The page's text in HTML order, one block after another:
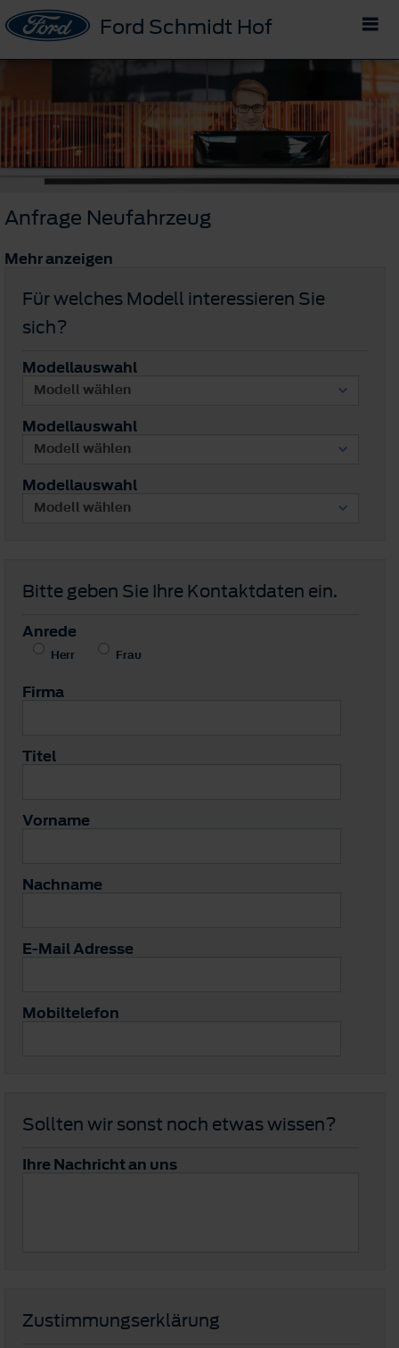
Ford Schmidt Hof
Anfrage Neufahrzeug
Mehr anzeigen
Für welches Modell interessieren Sie
sich?
Modellauswahl
Modellauswahl
Modellauswahl
Bitte geben Sie Ihre Kontaktdaten ein.
Anrede
Herr Frau
Firma
Titel
Vorname
Nachname
E-Mail Adresse
Mobiltelefon
Sollten wir sonst noch etwas wissen?
Ihre Nachricht an uns
Zustimmungserklärung